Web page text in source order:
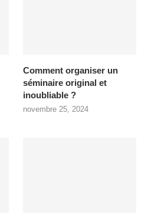
Comment organiser un
séminaire original et
inoubliable ?
novembre 25, 2024